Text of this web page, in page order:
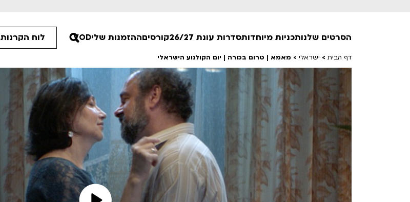
הסרטים שלנו
חופשי למנויים
טרום בכורה
חדשים
סרט פלוס
לילדים ולכל המשפחה
הקרנות על פופים
מועדון אנגלית לקטנטנים
מועדון אנגלית לכל המשפחה
ראשון בקולנוע
הדרכים הלא ידועות
פסטיבל אנימיקס 2026
תכניות מיוחדותסדרות עונת 26/27 קורסיםההזמנות שליVOD לוח הקרנות
דף הבית > ישראלי > מאמא | טרום בכורה | יום הקולנוע הישראלי